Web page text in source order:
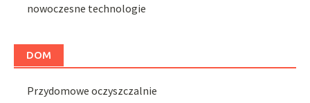
nowoczesne technologie
DOM
Przydomowe oczyszczalnie